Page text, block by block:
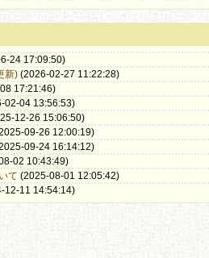
24 17:09:50)
新) (2026-02-27 11:22:28)
17:21:46)
02-04 13:56:53)
12-26 15:06:50)
09-26 12:00:19)
09-24 16:14:12)
02 10:43:49)
て (2025-08-01 12:05:42)
12-11 14:54:14)